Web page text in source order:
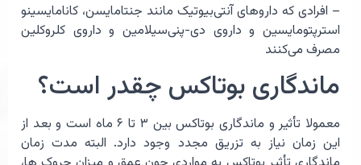
– افرادی که داروهای آنتی‌بیوتیک مانند جنتامایسن، کانامایسینو
استرپتومایسین و داروی دی-پنی‌سیلامین و داروی کلروکلین
مصرف می‌کنند
ماندگاری بوتاکس چقدر است؟
معمولا تأثیر و ماندگاری بوتاکس بین ۳ تا ۶ ماه است و بعد از
این زمان نیاز به تزریق مجدد وجود دارد. البته مدت زمان